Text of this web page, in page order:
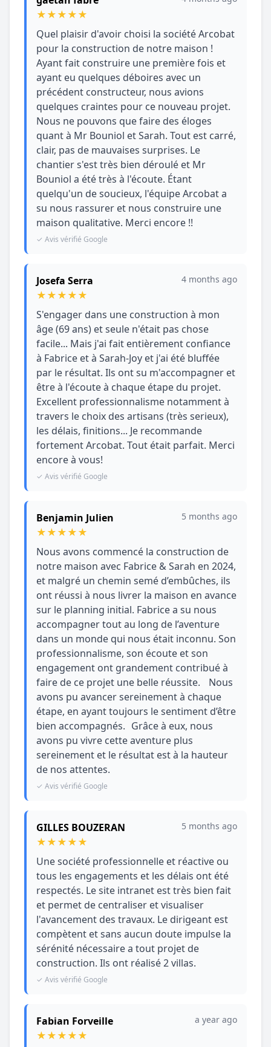
★★★★★
Quel plaisir d'avoir choisi la société Arcobat
pour la construction de notre maison !
Ayant fait construire une première fois et
ayant eu quelques déboires avec un
précédent constructeur, nous avions
quelques craintes pour ce nouveau projet.
Nous ne pouvons que faire des éloges
quant à Mr Bouniol et Sarah. Tout est carré,
clair, pas de mauvaises surprises. Le
chantier s'est très bien déroulé et Mr
Bouniol a été très à l'écoute. Étant
quelqu'un de soucieux, l'équipe Arcobat a
su nous rassurer et nous construire une
maison qualitative. Merci encore !!
✓ Avis vérifié Google
Josefa Serra
★★★★★
4 months ago
S'engager dans une construction à mon
âge (69 ans) et seule n'était pas chose
facile... Mais j'ai fait entièrement confiance
à Fabrice et à Sarah-Joy et j'ai été bluffée
par le résultat. Ils ont su m'accompagner et
être à l'écoute à chaque étape du projet.
Excellent professionnalisme notamment à
travers le choix des artisans (très serieux),
les délais, finitions... Je recommande
fortement Arcobat. Tout était parfait. Merci
encore à vous!
✓ Avis vérifié Google
Benjamin Julien
★★★★★
5 months ago
Nous avons commencé la construction de
notre maison avec Fabrice & Sarah en 2024,
et malgré un chemin semé d’embûches, ils
ont réussi à nous livrer la maison en avance
sur le planning initial. Fabrice a su nous
accompagner tout au long de l’aventure
dans un monde qui nous était inconnu. Son
professionnalisme, son écoute et son
engagement ont grandement contribué à
faire de ce projet une belle réussite. Nous
avons pu avancer sereinement à chaque
étape, en ayant toujours le sentiment d’être
bien accompagnés. Grâce à eux, nous
avons pu vivre cette aventure plus
sereinement et le résultat est à la hauteur
de nos attentes.
✓ Avis vérifié Google
GILLES BOUZERAN
★★★★★
5 months ago
Une société professionnelle et réactive ou
tous les engagements et les délais ont été
respectés. Le site intranet est très bien fait
et permet de centraliser et visualiser
l'avancement des travaux. Le dirigeant est
compètent et sans aucun doute impulse la
sérénité nécessaire a tout projet de
construction. Ils ont réalisé 2 villas.
✓ Avis vérifié Google
Fabian Forveille
★★★★★
a year ago